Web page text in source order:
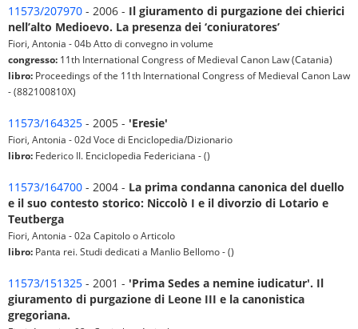
11573/207970 - 2006 - Il giuramento di purgazione dei chierici
nell’alto Medioevo. La presenza dei ‘coniuratores’
Fiori, Antonia - 04b Atto di convegno in volume
congresso: 11th International Congress of Medieval Canon Law (Catania)
libro: Proceedings of the 11th International Congress of Medieval Canon Law
- (882100810X)
11573/164325 - 2005 - 'Eresie'
Fiori, Antonia - 02d Voce di Enciclopedia/Dizionario
libro: Federico II. Enciclopedia Federiciana - ()
11573/164700 - 2004 - La prima condanna canonica del duello
e il suo contesto storico: Niccolò I e il divorzio di Lotario e
Teutberga
Fiori, Antonia - 02a Capitolo o Articolo
libro: Panta rei. Studi dedicati a Manlio Bellomo - ()
11573/151325 - 2001 - 'Prima Sedes a nemine iudicatur'. Il
giuramento di purgazione di Leone III e la canonistica
gregoriana.